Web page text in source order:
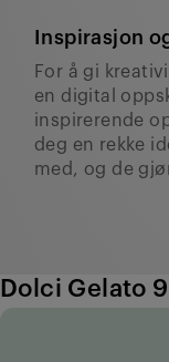
Inspirasjon
For å gi
en digital
inspirerende
deg en rekke
med, og de
Dolci Gelato